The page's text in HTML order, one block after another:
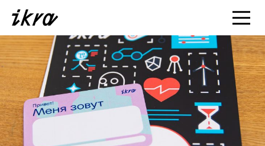
Познакомиться с ИКРОЙ
Статьи
Кейсы
О нас